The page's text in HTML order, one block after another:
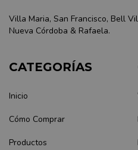
Villa Maria, San Francisco, Bell
Nueva Córdoba & Rafaela.
CATEGORÍAS
Inicio
Cómo Comprar
Productos